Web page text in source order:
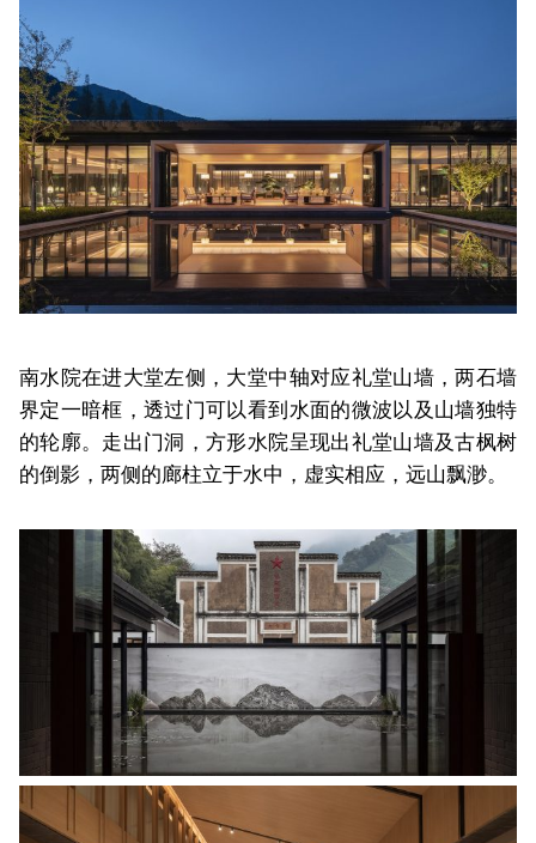
南水院在进大堂左侧，大堂中轴对应礼堂山墙，两石墙
界定一暗框，透过门可以看到水面的微波以及山墙独特
的轮廓。走出门洞，方形水院呈现出礼堂山墙及古枫树
的倒影，两侧的廊柱立于水中，虚实相应，远山飘渺。